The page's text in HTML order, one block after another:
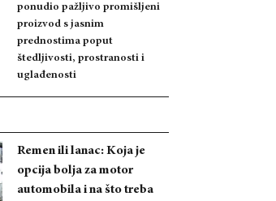
ponudio pažljivo promišljeni
proizvod s jasnim
prednostima poput
štedljivosti, prostranosti i
uglađenosti
Remen ili lanac: Koja je
opcija bolja za motor
automobila i na što treba